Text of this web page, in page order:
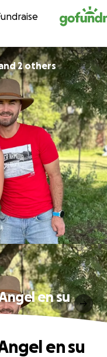
and 2 others
en su
en su